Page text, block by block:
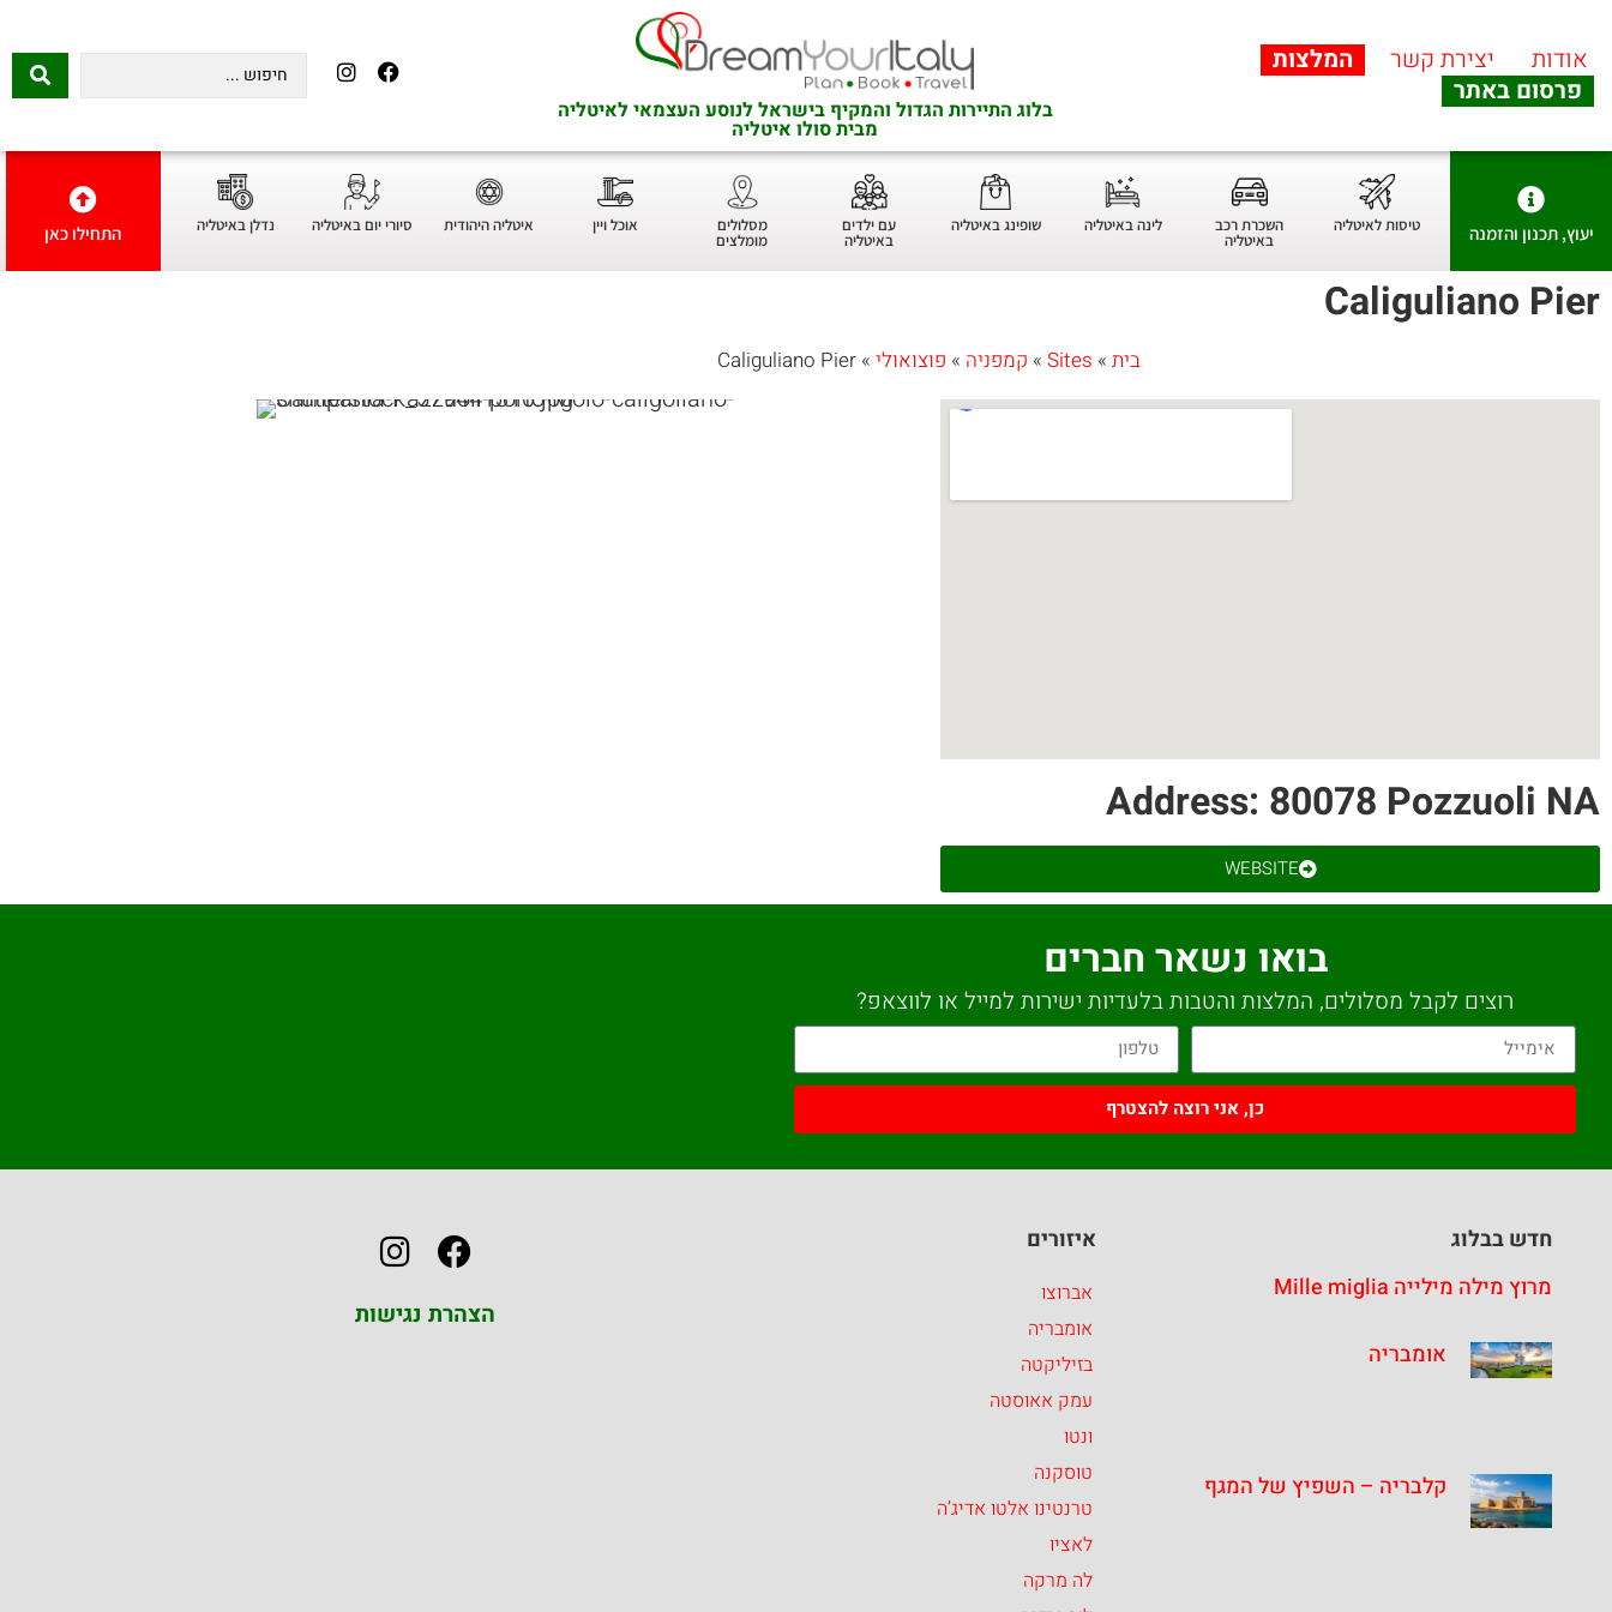
אודות יצירת קשר
המלצות
פרסום באתר
בלוג התיירות הגדול והמקיף בישראל לנוסע העצמאי לאיטליה
מבית סולו איטליה
יעוץ, תכנון והזמנה טיסות לאיטליה השכרת רכב
באיטליה
לינה באיטליה שופינג באיטליה עם ילדים
באיטליה
מסלולים
מומלצים
אוכל ויין איטליה היהודית סיורי יום באיטליה נדלן באיטליה התחילו כאן
Caliguliano Pier
בית »
Sites
» קמפניה » פוצואולי »
Caliguliano Pier
Address: 80078 Pozzuoli NA
WEBSITE
בואו נשאר חברים
רוצים לקבל מסלולים, המלצות והטבות בלעדיות ישירות למייל או לווצאפ?
כן, אני רוצה להצטרף
חדש בבלוג
מרוץ מילה מילייה Mille miglia
אומבריה
קלבריה – השפיץ של המגף
איזורים
אברוצו
אומבריה
בזיליקטה
עמק אאוסטה
ונטו
טוסקנה
טרנטינו אלטו אדיג’ה
לאציו
לה מרקה
הצהרת נגישות